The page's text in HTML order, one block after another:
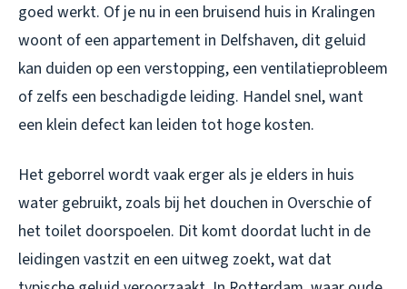
goed werkt. Of je nu in een bruisend huis in Kralingen
woont of een appartement in Delfshaven, dit geluid
kan duiden op een verstopping, een ventilatieprobleem
of zelfs een beschadigde leiding. Handel snel, want
een klein defect kan leiden tot hoge kosten.
Het geborrel wordt vaak erger als je elders in huis
water gebruikt, zoals bij het douchen in Overschie of
het toilet doorspoelen. Dit komt doordat lucht in de
leidingen vastzit en een uitweg zoekt, wat dat